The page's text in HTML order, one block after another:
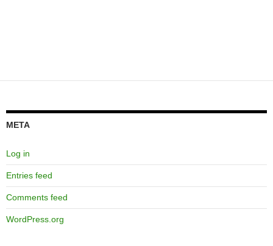
META
Log in
Entries feed
Comments feed
WordPress.org